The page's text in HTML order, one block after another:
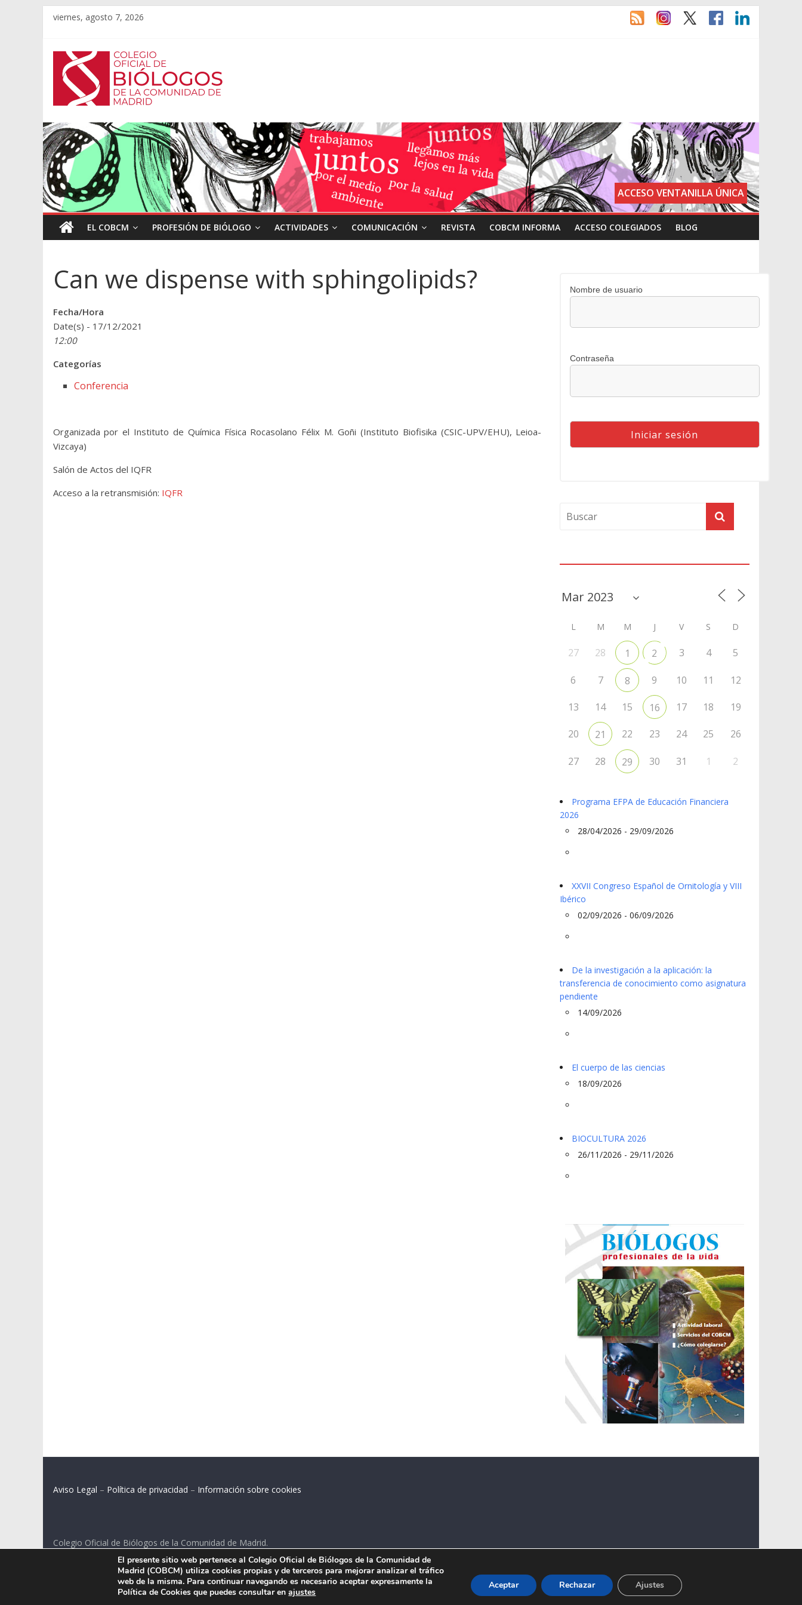
viernes, agosto 7, 2026
ACCESO VENTANILLA ÚNICA
EL COBCM PROFESIÓN DE BIÓLOGO ACTIVIDADES COMUNICACIÓN REVISTA COBCM INFORMA ACCESO COLEGIADOS BLOG
Can we dispense with sphingolipids?
Fecha/Hora
Date(s) - 17/12/2021
12:00
Categorías
Conferencia
Organizada por el Instituto de Química Física Rocasolano Félix M. Goñi (Instituto Biofisika (CSIC-UPV/EHU), Leioa-
Vizcaya)
Salón de Actos del IQFR
Acceso a la retransmisión: IQFR
Nombre de usuario
Contraseña
L M M J V S D
27 28 1 2 3 4 5
6 7 8 9 10 11 12
13 14 15 16 17 18 19
20 21 22 23 24 25 26
27 28 29 30 31 1 2
Programa EFPA de Educación Financiera
2026
28/04/2026 - 29/09/2026
XXVII Congreso Español de Ornitología y VIII
Ibérico
02/09/2026 - 06/09/2026
De la investigación a la aplicación: la
transferencia de conocimiento como asignatura
pendiente
14/09/2026
El cuerpo de las ciencias
18/09/2026
BIOCULTURA 2026
26/11/2026 - 29/11/2026
Aviso Legal – Política de privacidad – Información sobre cookies
Colegio Oficial de Biólogos de la Comunidad de Madrid.
C/ Santa Engracia 108, 2º int.izq. 28003 Madrid.
El presente sitio web pertenece al Colegio Oficial de Biólogos de la Comunidad de
Madrid (COBCM) utiliza cookies propias y de terceros para mejorar analizar el tráfico
web de la misma. Para continuar navegando es necesario aceptar expresamente la
Política de Cookies que puedes consultar enajustes
Aceptar Rechazar Ajustes